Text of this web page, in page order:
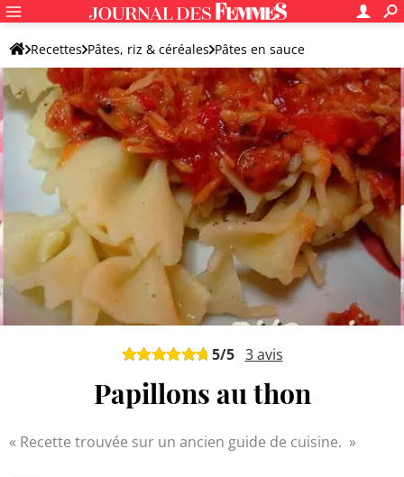
Recettes Pâtes, riz & céréales Pâtes en sauce
Pâtes au poisson, crustacé ou fruits de mer
5/5 3avis
Papillons au thon
Recette trouvée sur un ancien guide de cuisine.